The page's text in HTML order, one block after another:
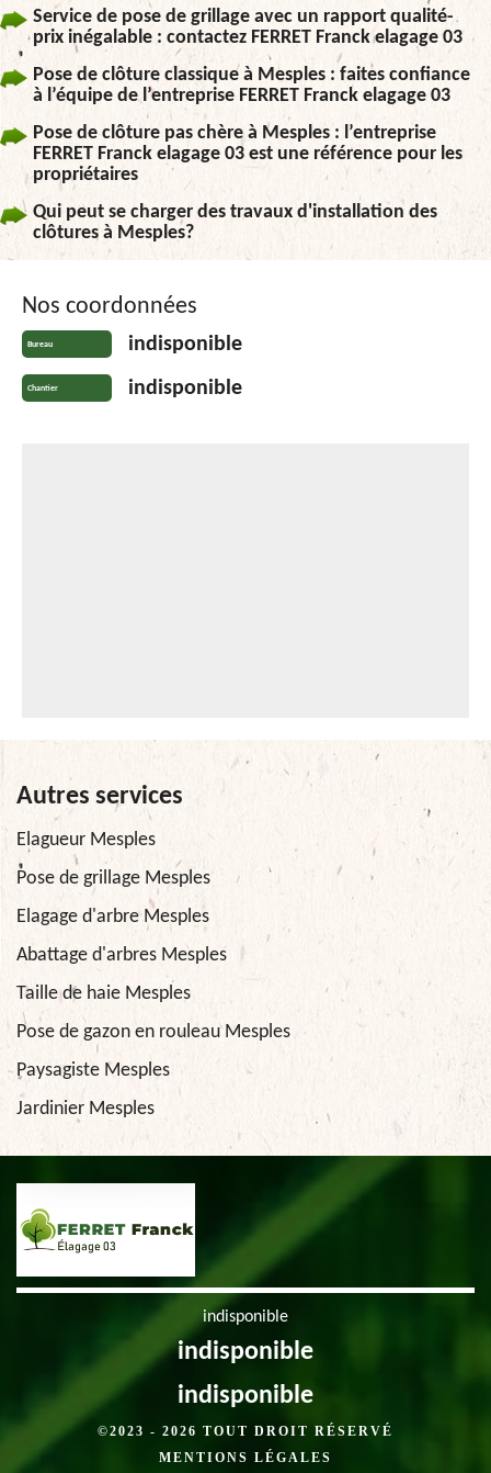
Service de pose de grillage avec un rapport qualité-
prix inégalable : contactez FERRET Franck elagage 03
Pose de clôture classique à Mesples : faites confiance
à l’équipe de l’entreprise FERRET Franck elagage 03
Pose de clôture pas chère à Mesples : l’entreprise
FERRET Franck elagage 03 est une référence pour les
propriétaires
Qui peut se charger des travaux d'installation des
clôtures à Mesples?
Nos coordonnées
Bureau indisponible
Chantier indisponible
Autres services
Elagueur Mesples
Pose de grillage Mesples
Elagage d'arbre Mesples
Abattage d'arbres Mesples
Taille de haie Mesples
Pose de gazon en rouleau Mesples
Paysagiste Mesples
Jardinier Mesples
indisponible
indisponible
indisponible
©2023 - 2026 TOUT DROIT RÉSERVÉ
MENTIONS LÉGALES